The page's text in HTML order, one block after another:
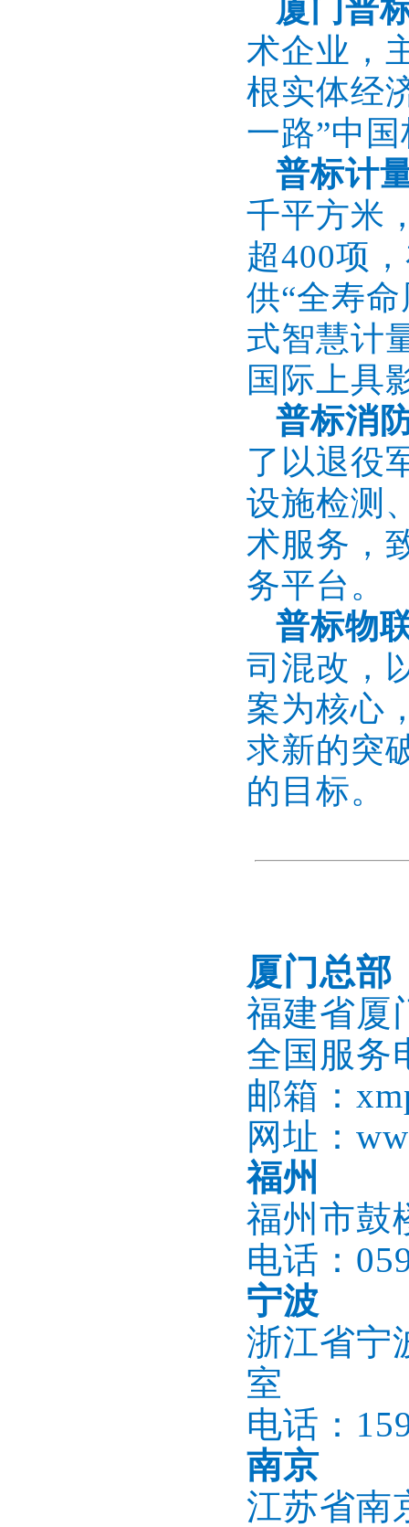
厦门普
术企业，
根实体经
一路”中
普标计
千平方米
超400项
供“全寿
式智慧计
国际上具
普标消
了以退役
设施检测
术服务，
务平台。
普标物
司混改，
案为核心
求新的突
的目标。
厦门总部
福建省厦
全国服务
邮箱：
网址：
福州
福州市鼓
电话：
宁波
浙江省宁
室
电话：
南京
江苏省南